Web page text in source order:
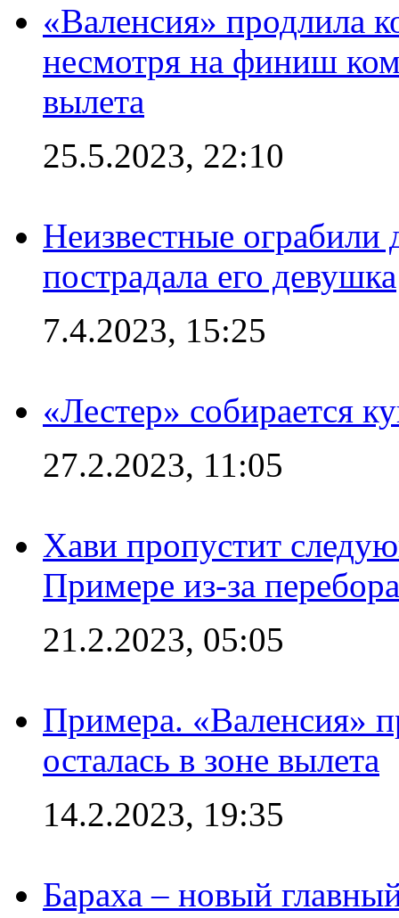
«Валенсия» продлила
несмотря на финиш
вылета
25.5.2023, 22:10
Неизвестные
пострадала его девушка
7.4.2023, 15:25
«Лестер» собирается
27.2.2023, 11:05
Хави пропустит
Примере из-за
21.2.2023, 05:05
Примера. «Валенсия»
осталась в зоне вылета
14.2.2023, 19:35
Бараха – новый